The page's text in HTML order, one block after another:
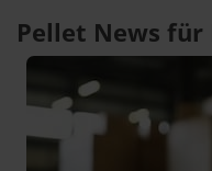
Pellet News